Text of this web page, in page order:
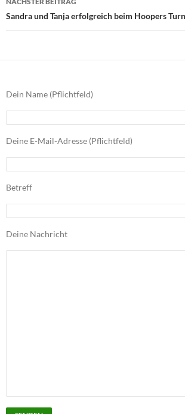
Sandra und Tanja erfolgreich beim Hoopers
Dein Name (Pflichtfeld)
Deine E-Mail-Adresse (Pflichtfeld)
Betreff
Deine Nachricht